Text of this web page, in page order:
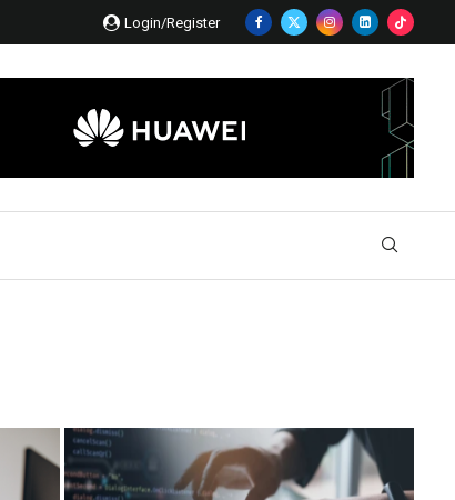
Login/Register